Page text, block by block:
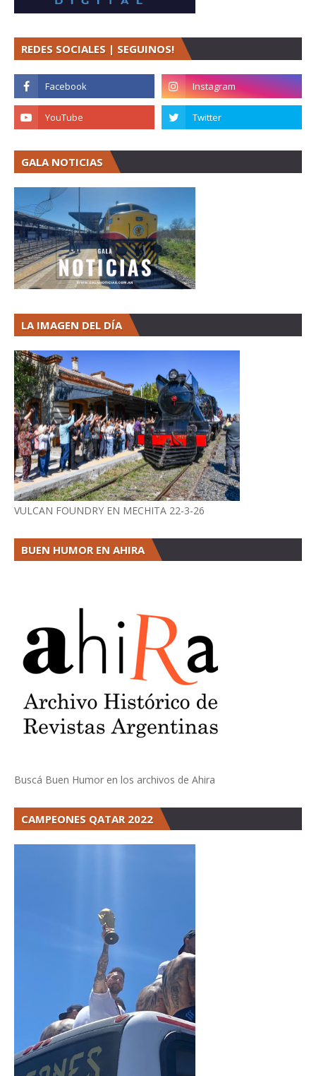
REDES SOCIALES | SEGUINOS!
GALA NOTICIAS
LA IMAGEN DEL DÍA
VULCAN FOUNDRY EN MECHITA 22-3-26
BUEN HUMOR EN AHIRA
Buscá Buen Humor en los archivos de Ahira
CAMPEONES QATAR 2022